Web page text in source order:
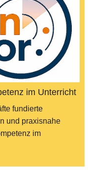
im Unterricht
fundierte
und praxisnahe
im